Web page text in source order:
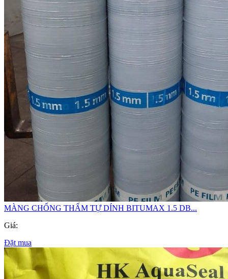
MÀNG CHỐNG THẤM TỰ DÍNH BITUMAX 1.5 DB...
Giá:
Đặt mua